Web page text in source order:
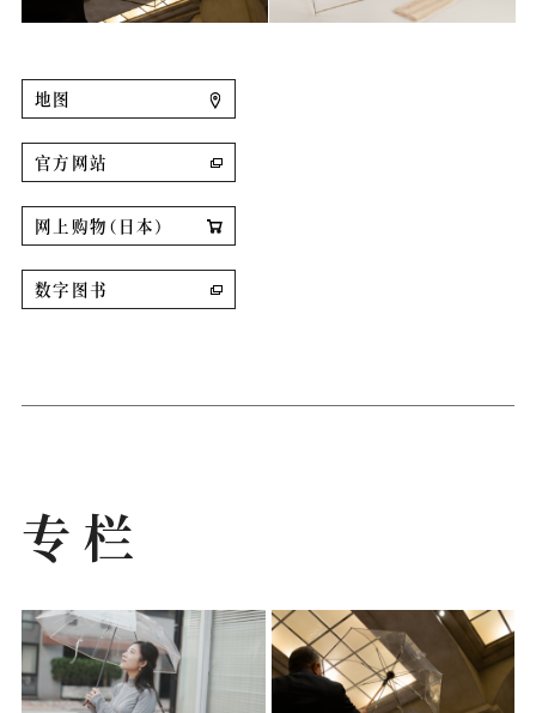
地图
官方网站
网上购物（日本）
数字图书
专栏